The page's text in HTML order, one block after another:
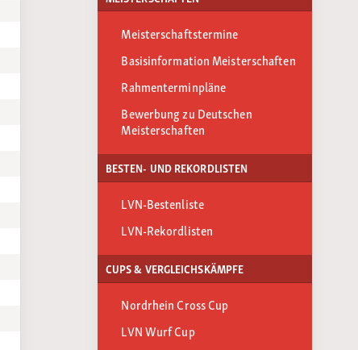
Meisterschaftstermine
Basisinformation Meisterschaften
Rahmenterminpläne
Bewerbung zu Deutschen
Meisterschaften
BESTEN- UND REKORDLISTEN
LVN-Bestenliste
LVN-Rekordlisten
CUPS & VERGLEICHSKÄMPFE
Nordrhein Cross Cup
LVN Wurf Cup